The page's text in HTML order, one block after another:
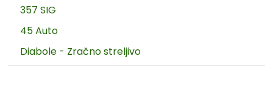
357 SIG
45 Auto
Diabole - Zračno streljivo